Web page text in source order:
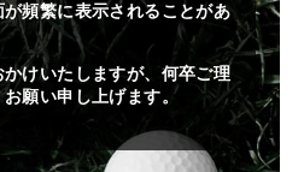
頻繁に表示されることがあ
けいたしますが、何卒ご理
願い申し上げます。